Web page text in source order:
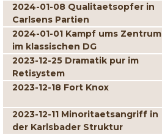
2024-01-08 Qualitaetsopfer in
Carlsens Partien
2024-01-01 Kampf ums Zentrum
im klassischen DG
2023-12-25 Dramatik pur im
Retisystem
2023-12-18 Fort Knox
2023-12-11 Minoritaetsangriff in
der Karlsbader Struktur